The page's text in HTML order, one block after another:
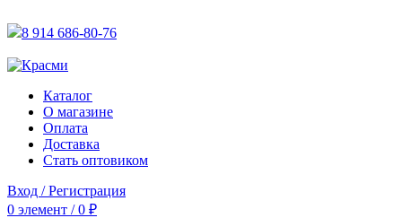
8 914 686-80-76
Каталог
О магазине
Оплата
Доставка
Стать оптовиком
Вход / Регистрация
0 элемент / 0 ₽